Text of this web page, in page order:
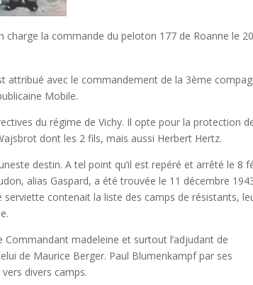
charge la commande du peloton 177 de Roanne le 20
attribué avec le commandement de la 3ème
Mobile.
du régime de Vichy. Il opte pour la protection
dont les 2 fils, mais aussi Herbert Hertz.
destin. A tel point qu’il est repéré et arrêté le 8
alias Gaspard, a été trouvée le 11 décembre
contenait la liste des camps de résistants,
madeleine et surtout l’adjudant de
de Maurice Berger. Paul Blumenkampf par ses
divers camps.